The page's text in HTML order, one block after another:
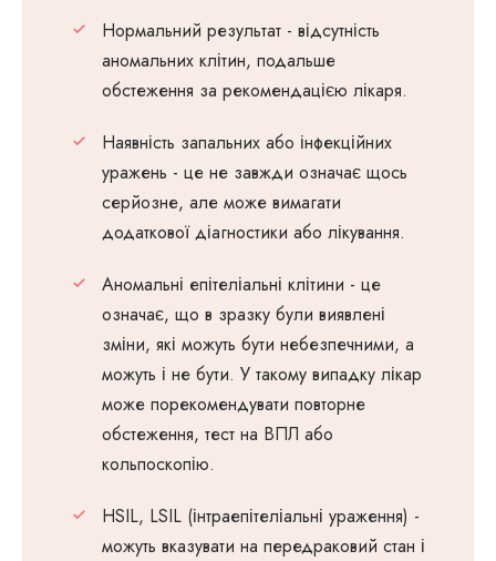
Нормальний результат - відсутність
аномальних клітин, подальше
обстеження за рекомендацією лікаря.
Наявність запальних або інфекційних
уражень - це не завжди означає щось
серйозне, але може вимагати
додаткової діагностики або лікування.
Аномальні епітеліальні клітини - це
означає, що в зразку були виявлені
зміни, які можуть бути небезпечними, а
можуть і не бути. У такому випадку лікар
може порекомендувати повторне
обстеження, тест на ВПЛ або
кольпоскопію.
HSIL, LSIL (інтраепітеліальні ураження) -
можуть вказувати на передраковий стан і